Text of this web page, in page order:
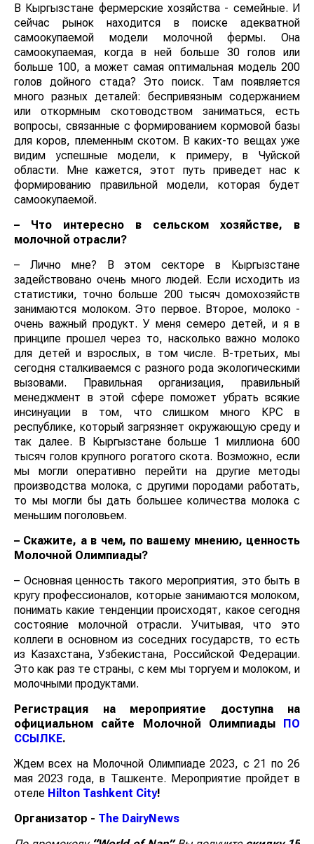
В Кыргызстане фермерские хозяйства - семейные. И
сейчас рынок находится в поиске адекватной
самоокупаемой модели молочной фермы. Она
самоокупаемая, когда в ней больше 30 голов или
больше 100, а может самая оптимальная модель 200
голов дойного стада? Это поиск. Там появляется
много разных деталей: беспривязным содержанием
или откормным скотоводством заниматься, есть
вопросы, связанные с формированием кормовой базы
для коров, племенным скотом. В каких-то вещах уже
видим успешные модели, к примеру, в Чуйской
области. Мне кажется, этот путь приведет нас к
формированию правильной модели, которая будет
самоокупаемой.
– Что интересно в сельском хозяйстве, в
молочной отрасли?
– Лично мне? В этом секторе в Кыргызстане
задействовано очень много людей. Если исходить из
статистики, точно больше 200 тысяч домохозяйств
занимаются молоком. Это первое. Второе, молоко -
очень важный продукт. У меня семеро детей, и я в
принципе прошел через то, насколько важно молоко
для детей и взрослых, в том числе. В-третьих, мы
сегодня сталкиваемся с разного рода экологическими
вызовами. Правильная организация, правильный
менеджмент в этой сфере поможет убрать всякие
инсинуации в том, что слишком много КРС в
республике, который загрязняет окружающую среду и
так далее. В Кыргызстане больше 1 миллиона 600
тысяч голов крупного рогатого скота. Возможно, если
мы могли оперативно перейти на другие методы
производства молока, с другими породами работать,
то мы могли бы дать большее количества молока с
меньшим поголовьем.
– Скажите, а в чем, по вашему мнению, ценность
Молочной Олимпиады?
– Основная ценность такого мероприятия, это быть в
кругу профессионалов, которые занимаются молоком,
понимать какие тенденции происходят, какое сегодня
состояние молочной отрасли. Учитывая, что это
коллеги в основном из соседних государств, то есть
из Казахстана, Узбекистана, Российской Федерации.
Это как раз те страны, с кем мы торгуем и молоком, и
молочными продуктами.
Регистрация на мероприятие доступна на
официальном сайте Молочной Олимпиады ПО
ССЫЛКЕ.
Ждем всех на Молочной Олимпиаде 2023, с 21 по 26
мая 2023 года, в Ташкенте. Мероприятие пройдет в
отеле Hilton Tashkent City!
Организатор - The DairyNews